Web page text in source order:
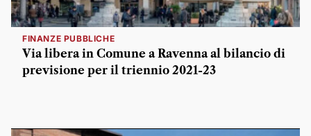
FINANZE PUBBLICHE
Via libera in Comune a Ravenna al bilancio di
previsione per il triennio 2021-23